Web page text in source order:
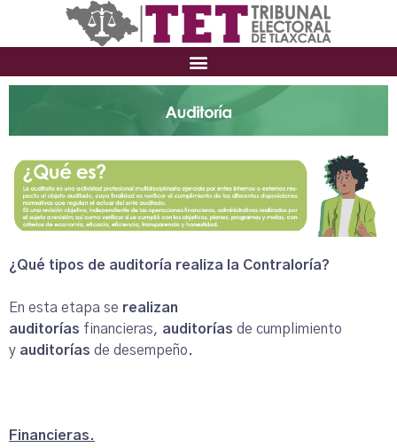
¿Qué tipos de auditoría realiza la Contraloría?
En esta etapa se realizan
auditorías financieras, auditorías de cumplimiento
y auditorías de desempeño.
Financieras.